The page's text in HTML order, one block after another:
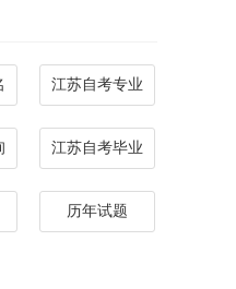
江苏自考专业
江苏自考毕业
历年试题